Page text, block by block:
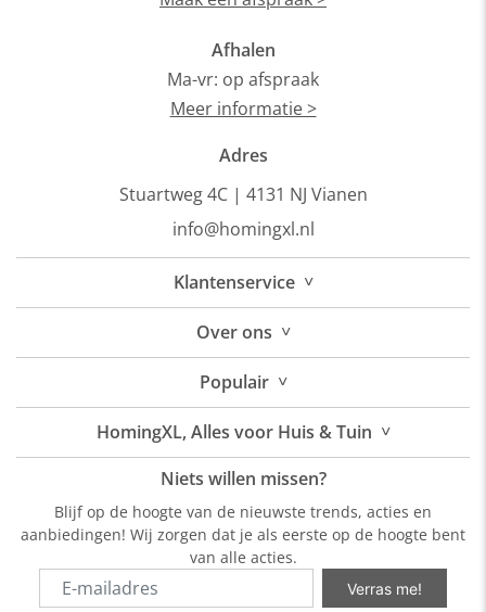
Afhalen
Ma-vr: op afspraak
Meer informatie >
Adres
Stuartweg 4C | 4131 NJ Vianen
info@homingxl.nl
Klantenservice ˅
Overons ˅
Populair ˅
HomingXL, Alles voor Huis & Tuin ˅
Niets willen missen?
Blijf op de hoogte van de nieuwste trends, acties en
aanbiedingen! Wij zorgen dat je als eerste op de hoogte bent
van alle acties.
Verras me!